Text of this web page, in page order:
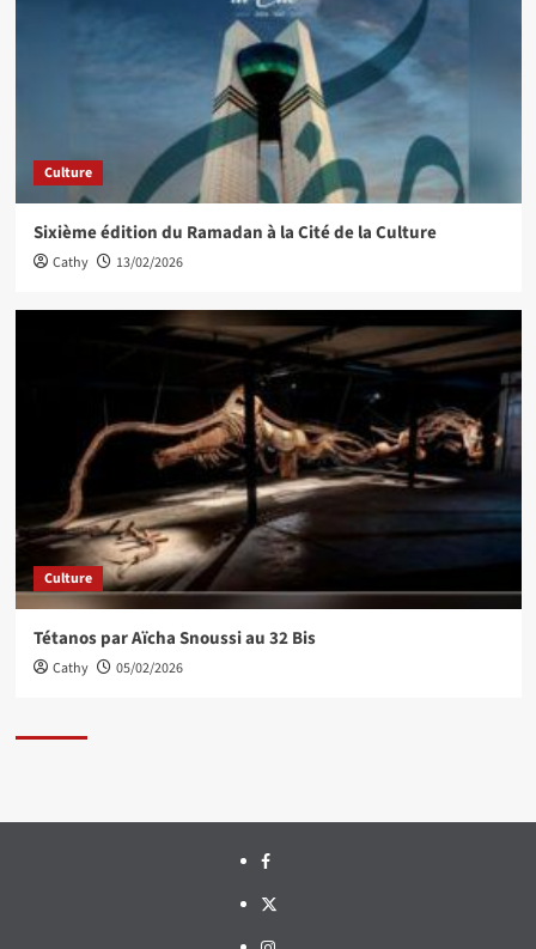
Culture
Sixième édition du Ramadan à la Cité de la Culture
Cathy 13/02/2026
Culture
Tétanos par Aïcha Snoussi au 32 Bis
Cathy 05/02/2026
Facebook
Twitter
Instagram